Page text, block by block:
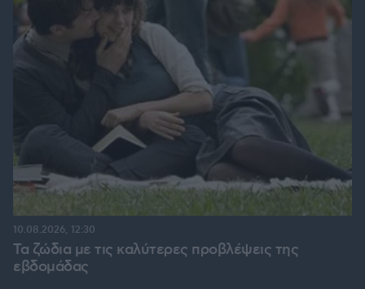
Τα ζώδια με τις καλύτερες προβλέψεις της
εβδομάδας
10.08.2026, 12:30